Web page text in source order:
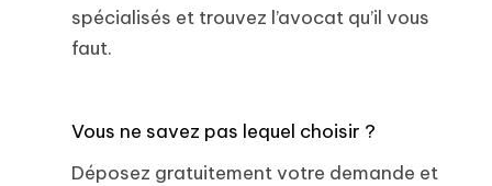
spécialisés et trouvez l’avocat qu’il vous
faut.
Vous ne savez pas lequel choisir ?
Déposez gratuitement votre demande et